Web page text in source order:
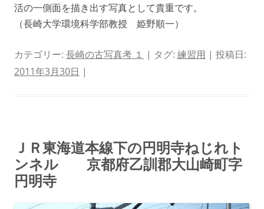
活の一側面を描き出す写真として貴重です。
（長崎大学環境科学部教授 姫野順一）
カテゴリー: 長崎の古写真考 １ | タグ: 練習用 | 投稿日:
2011年3月30日 |
ＪＲ東海道本線下の円明寺ねじれト
ンネル 京都府乙訓郡大山崎町字
円明寺